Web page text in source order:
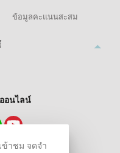
ข้อมูลคะแนนสะสม
อนไลน์
ข้าชม จดจำ